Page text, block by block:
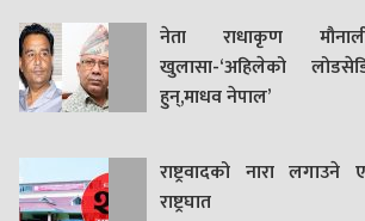
नेता राधाकृण
खुलासा-‘अहिलेको
हुन्,माधव नेपाल’
राष्ट्रवादको नारा
राष्ट्रघात